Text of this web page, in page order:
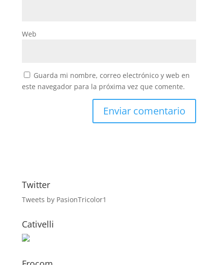
Web
Guarda mi nombre, correo electrónico y web en
este navegador para la próxima vez que comente.
Twitter
Tweets by PasionTricolor1
Cativelli